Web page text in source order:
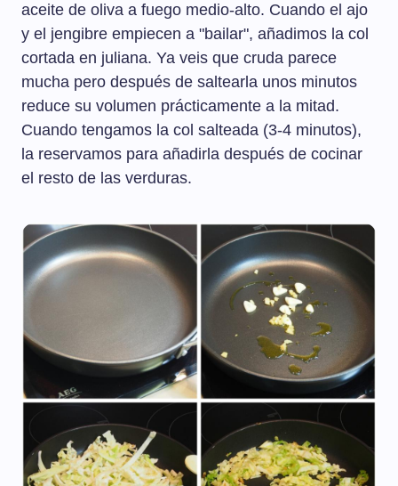
aceite de oliva a fuego medio-alto. Cuando el ajo
y el jengibre empiecen a "bailar", añadimos la col
cortada en juliana. Ya veis que cruda parece
mucha pero después de saltearla unos minutos
reduce su volumen prácticamente a la mitad.
Cuando tengamos la col salteada (3-4 minutos),
la reservamos para añadirla después de cocinar
el resto de las verduras.